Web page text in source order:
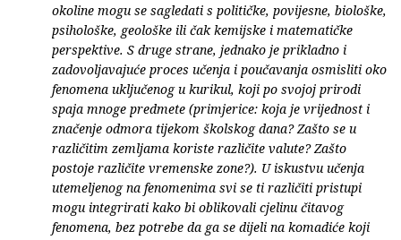
okoline mogu se sagledati s političke, povijesne, biološke,
psihološke, geološke ili čak kemijske i matematičke
perspektive. S druge strane, jednako je prikladno i
zadovoljavajuće proces učenja i poučavanja osmisliti oko
fenomena uključenog u kurikul, koji po svojoj prirodi
spaja mnoge predmete (primjerice: koja je vrijednost i
značenje odmora tijekom školskog dana? Zašto se u
različitim zemljama koriste različite valute? Zašto
postoje različite vremenske zone?). U iskustvu učenja
utemeljenog na fenomenima svi se ti različiti pristupi
mogu integrirati kako bi oblikovali cjelinu čitavog
fenomena, bez potrebe da ga se dijeli na komadiće koji